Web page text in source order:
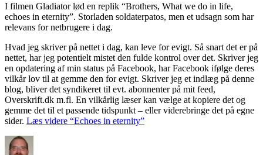
I filmen Gladiator lød en replik “Brothers, What we do in life,
echoes in eternity”. Storladen soldaterpatos, men et udsagn som har
relevans for netbrugere i dag.
Hvad jeg skriver på nettet i dag, kan leve for evigt. Så snart det er på
nettet, har jeg potentielt mistet den fulde kontrol over det. Skriver jeg
en opdatering af min status på Facebook, har Facebook ifølge deres
vilkår lov til at gemme den for evigt. Skriver jeg et indlæg på denne
blog, bliver det syndikeret til evt. abonnenter på mit feed,
Overskrift.dk m.fl. En vilkårlig læser kan vælge at kopiere det og
gemme det til et passende tidspunkt – eller viderebringe det på egne
sider. Læs videre “Echoes in eternity”